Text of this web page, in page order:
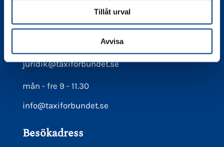
Tillåt urval
Avvisa
Kontakt
Juridiska frågor maila
juridik@taxiforbundet.se
mån - fre 9 - 11.30
info@taxiforbundet.se
Besökadress